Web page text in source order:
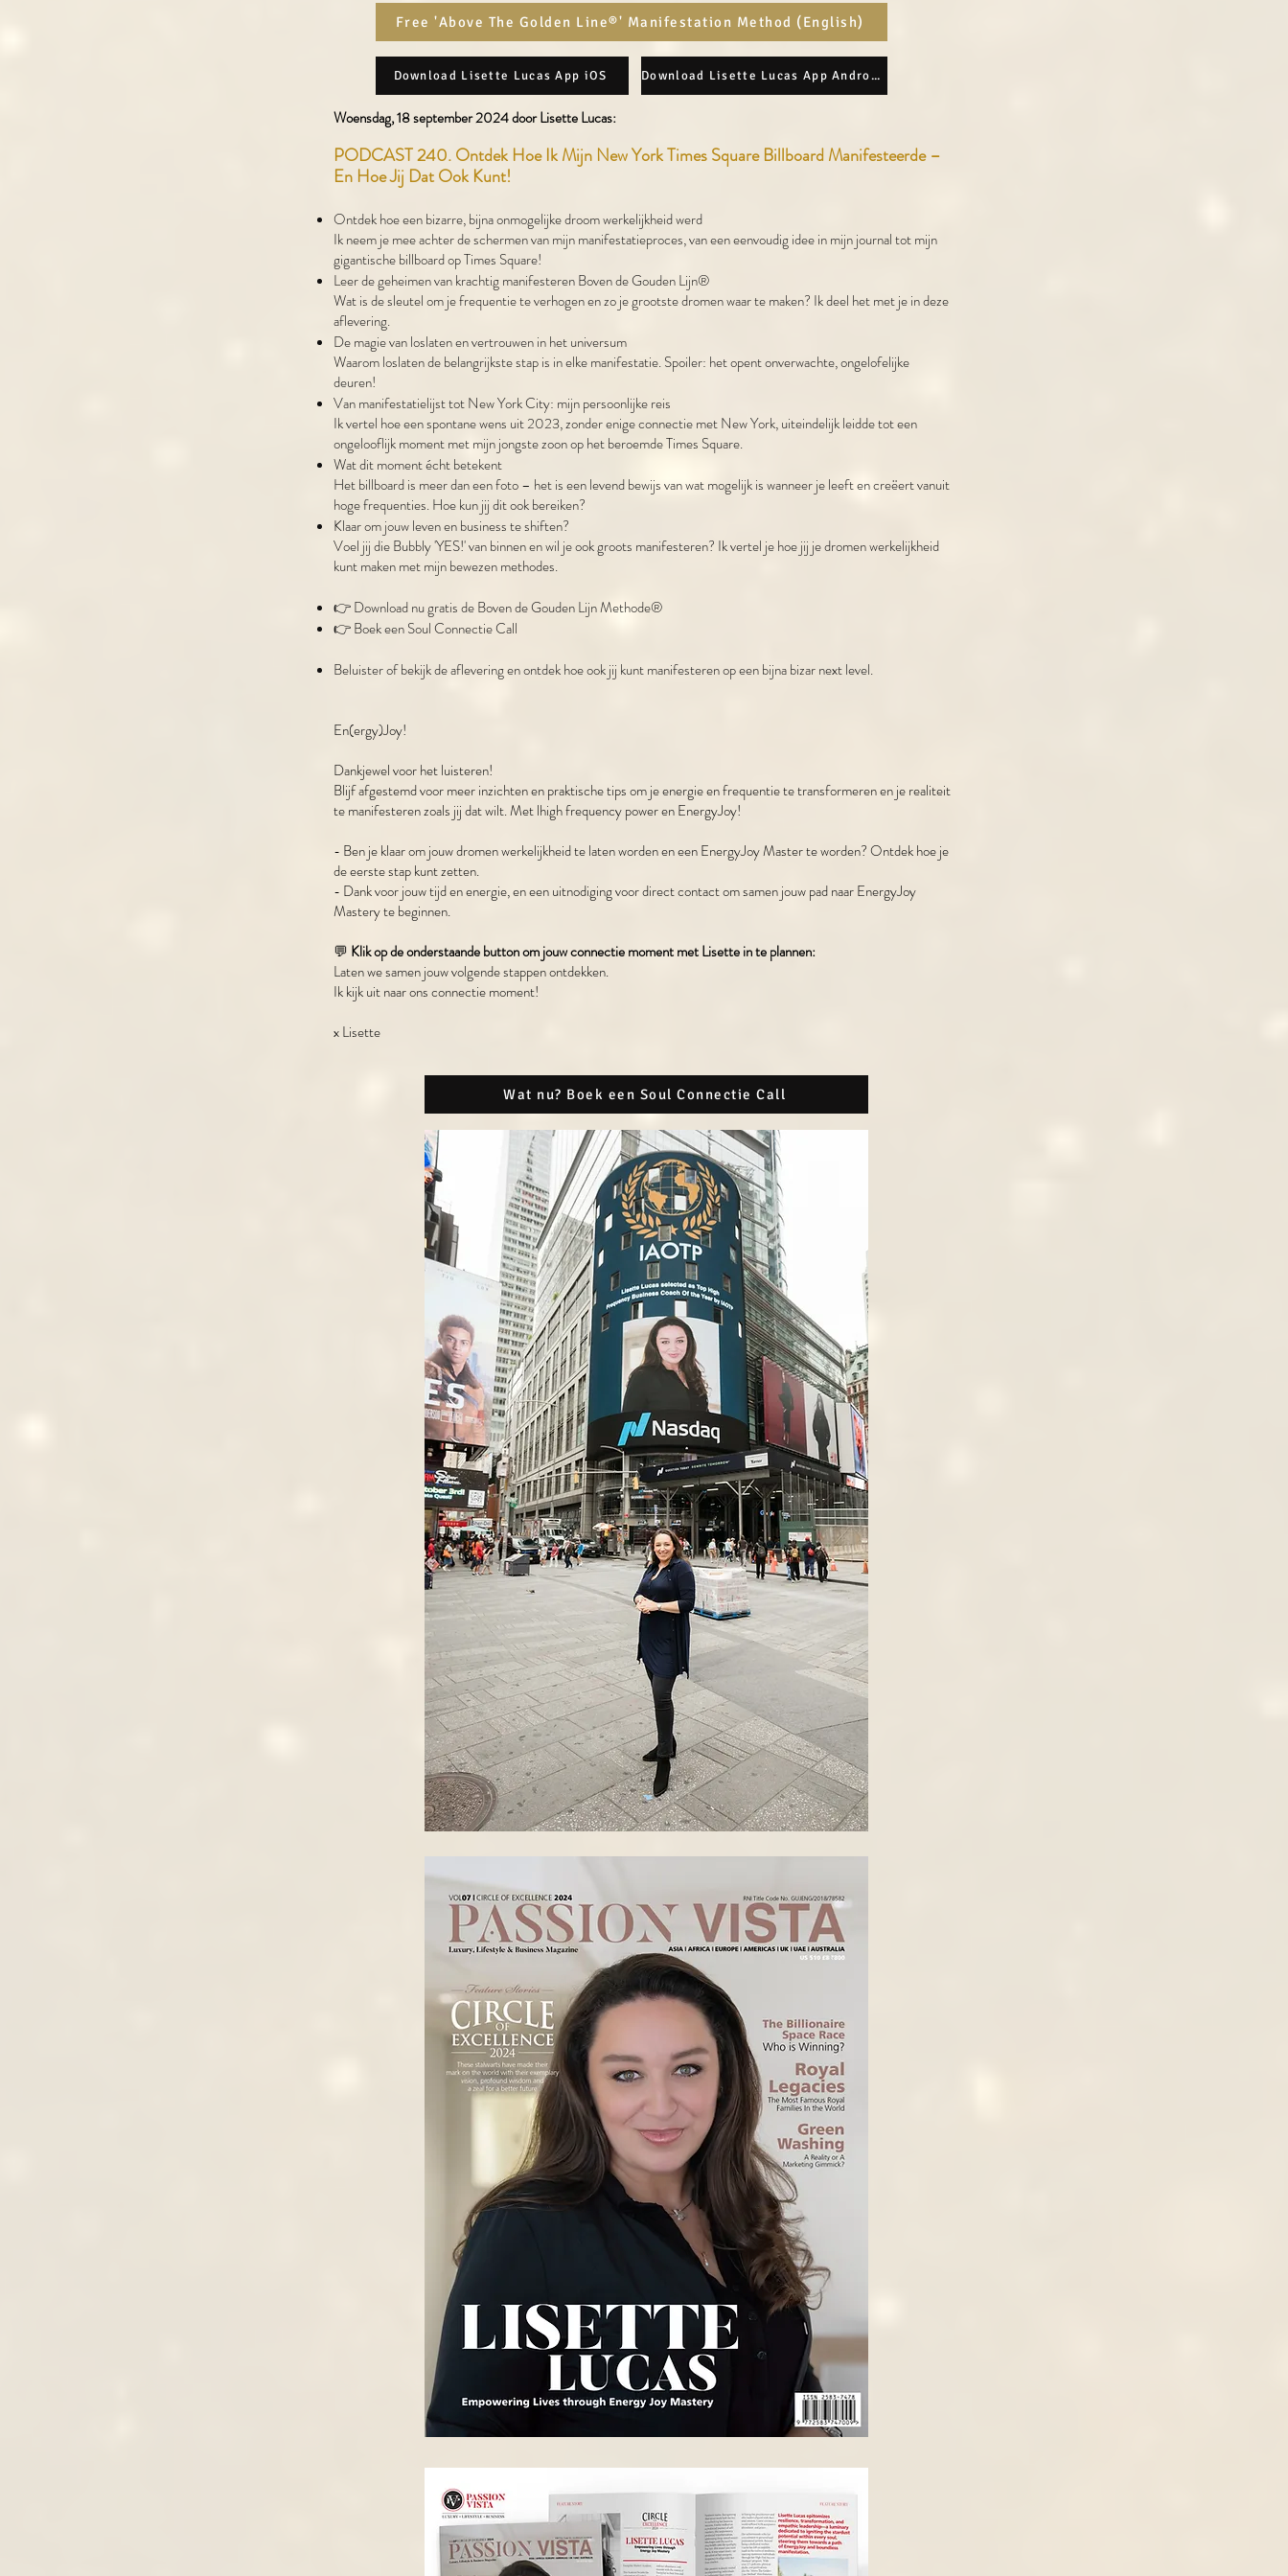
Free 'Above The Golden Line®' Manifestation Method (English)
Download Lisette Lucas App iOS Download Lisette Lucas App Android
Woensdag, 18 september 2024 door Lisette Lucas:​
PODCAST 240. Ontdek Hoe Ik Mijn New York Times Square Billboard Manifesteerde –
En Hoe Jij Dat Ook Kunt!
Ontdek hoe een bizarre, bijna onmogelijke droom werkelijkheid werd
Ik neem je mee achter de schermen van mijn manifestatieproces, van een eenvoudig idee in mijn journal tot mijn
gigantische billboard op Times Square!
Leer de geheimen van krachtig manifesteren Boven de Gouden Lijn®
Wat is de sleutel om je frequentie te verhogen en zo je grootste dromen waar te maken? Ik deel het met je in deze
aflevering.
De magie van loslaten en vertrouwen in het universum
Waarom loslaten de belangrijkste stap is in elke manifestatie. Spoiler: het opent onverwachte, ongelofelijke
deuren!
Van manifestatielijst tot New York City: mijn persoonlijke reis
Ik vertel hoe een spontane wens uit 2023, zonder enige connectie met New York, uiteindelijk leidde tot een
ongelooflijk moment met mijn jongste zoon op het beroemde Times Square.
Wat dit moment écht betekent
Het billboard is meer dan een foto – het is een levend bewijs van wat mogelijk is wanneer je leeft en creëert vanuit
hoge frequenties. Hoe kun jij dit ook bereiken?
Klaar om jouw leven en business te shiften?
Voel jij die Bubbly 'YES!' van binnen en wil je ook groots manifesteren? Ik vertel je hoe jij je dromen werkelijkheid
kunt maken met mijn bewezen methodes.
👉 Download nu gratis de Boven de Gouden Lijn Methode®
👉 Boek een Soul Connectie Call
Beluister of bekijk de aflevering en ontdek hoe ook jij kunt manifesteren op een bijna bizar next level.
En(ergy)Joy!
Dankjewel voor het luisteren!
Blijf afgestemd voor meer inzichten en praktische tips om je energie en frequentie te transformeren en je realiteit
te manifesteren zoals jij dat wilt. Met lhigh frequency power en EnergyJoy!
- Ben je klaar om jouw dromen werkelijkheid te laten worden en een EnergyJoy Master te worden? Ontdek hoe je
de eerste stap kunt zetten.
- Dank voor jouw tijd en energie, en een uitnodiging voor direct contact om samen jouw pad naar EnergyJoy
Mastery te beginnen.
💬 Klik op de onderstaande button om jouwconnectie momentmet Lisette in teplannen:
Laten we samen jouw volgende stappen ontdekken.
Ik kijk uit naar ons connectie moment!
x Lisette
Wat nu? Boek een Soul Connectie Call